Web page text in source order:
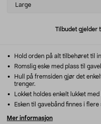
variant
Large
Tilbudet gjelder
Hold orden på alt tilbehøret til
Romslig eske med plass til
Hull på fremsiden gjør det
trenger.
Lokket holdes enkelt lukket
Esken til gavebånd finnes i flere
Mer informasjon